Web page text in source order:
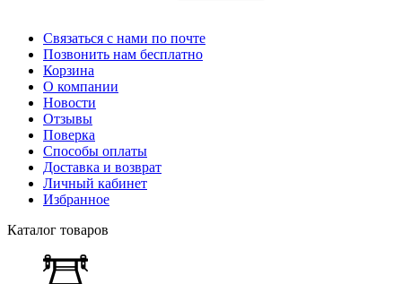
Связаться с нами по почте
Позвонить нам бесплатно
Корзина
О компании
Новости
Отзывы
Поверка
Способы оплаты
Доставка и возврат
Личный кабинет
Избранное
Каталог товаров